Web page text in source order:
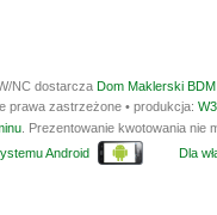
NC dostarcza Dom Maklerski
prawa zastrzeżone • produkcja:
. Prezentowanie kwotowania
Android Dla